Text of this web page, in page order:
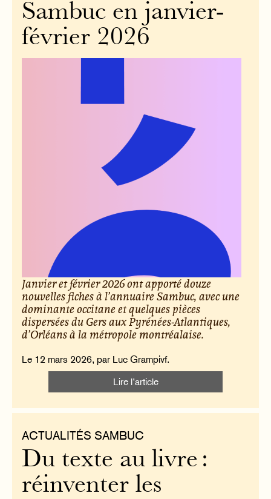
Sambuc en janvier-
février 2026
Janvier et février 2026 ont apporté douze
nouvelles fiches à l’annuaire Sambuc, avec une
dominante occitane et quelques pièces
dispersées du Gers aux Pyrénées-Atlantiques,
d’Orléans à la métropole montréalaise.
Le 12 mars 2026, par Luc Grampivf.
Lire l’article
ACTUALITÉS SAMBUC
Du texte au livre :
réinventer les